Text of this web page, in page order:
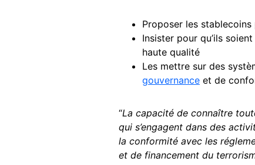
Proposer les
Insister pour qu’ils
haute qualité
Les mettre sur des
gouvernance et de
“La capacité de connaître
qui s’engagent dans des
la conformité avec les
et de financement du